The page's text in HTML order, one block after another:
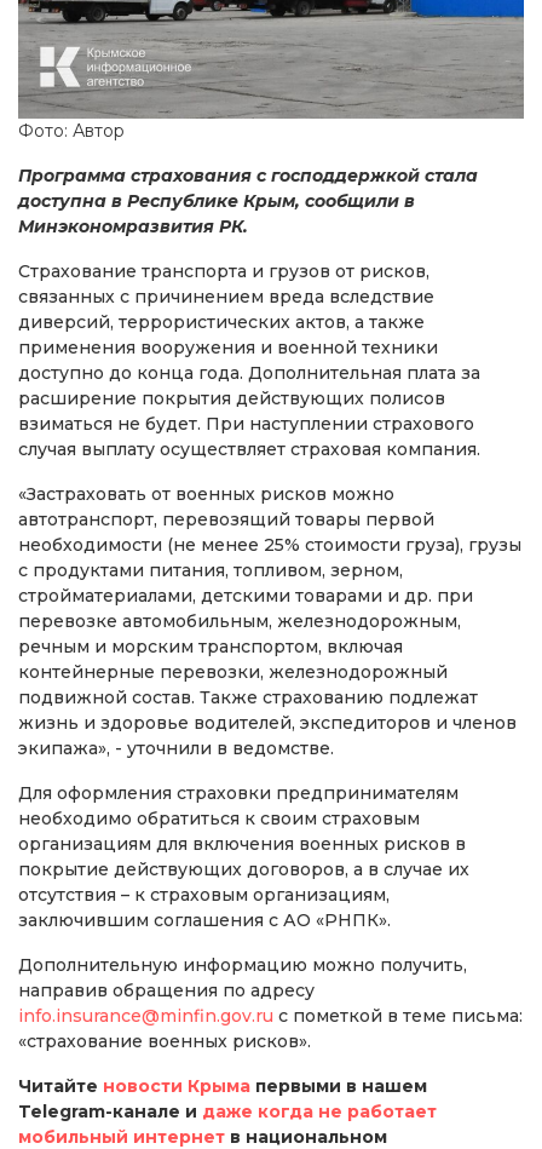
Фото: Автор
Программа страхования с господдержкой стала
доступна в Республике Крым, сообщили в
Минэкономразвития РК.
Страхование транспорта и грузов от рисков,
связанных с причинением вреда вследствие
диверсий, террористических актов, а также
применения вооружения и военной техники
доступно до конца года. Дополнительная плата за
расширение покрытия действующих полисов
взиматься не будет. При наступлении страхового
случая выплату осуществляет страховая компания.
«Застраховать от военных рисков можно
автотранспорт, перевозящий товары первой
необходимости (не менее 25% стоимости груза), грузы
с продуктами питания, топливом, зерном,
стройматериалами, детскими товарами и др. при
перевозке автомобильным, железнодорожным,
речным и морским транспортом, включая
контейнерные перевозки, железнодорожный
подвижной состав. Также страхованию подлежат
жизнь и здоровье водителей, экспедиторов и членов
экипажа», - уточнили в ведомстве.
Для оформления страховки предпринимателям
необходимо обратиться к своим страховым
организациям для включения военных рисков в
покрытие действующих договоров, а в случае их
отсутствия – к страховым организациям,
заключившим соглашения с АО «РНПК».
Дополнительную информацию можно получить,
направив обращения по адресу
info.insurance@minfin.gov.ru с пометкой в теме письма:
«страхование военных рисков».
Читайте новости Крыма первыми в нашем
Telegram-канале и даже когда не работает
мобильный интернет в национальном